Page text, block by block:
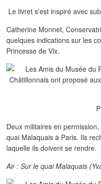
Le livret s'est inspiré avec
Catherine Monnet,
quelques indications sur les
Princesse de Vix.
Deux militaires en
quai Malaquais à Paris. Ils
laquelle ils doivent se rendre.
Air : Sur le quai Malaquais